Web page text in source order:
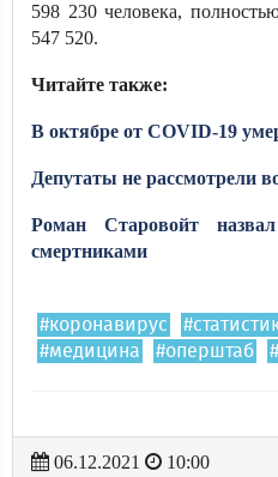
598 230 человека,
547 520.
Читайте также:
В октябре от COVID-19
Депутаты не рассмотрели
Роман Старовойт
смертниками
#коронавирус
#медицина
#оперштаб
06.12.2021
10:00